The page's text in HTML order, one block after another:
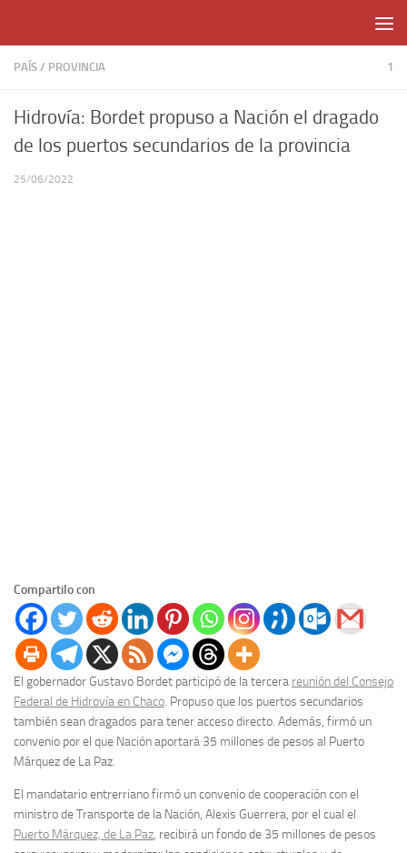
PAÍS / PROVINCIA 1
Hidrovía: Bordet propuso a Nación el dragado
de los puertos secundarios de la provincia
25/06/2022
Compartilo con
El gobernador Gustavo Bordet participó de la tercera reunión del Consejo
Federal de Hidrovía en Chaco. Propuso que los puertos secundarios
también sean dragados para tener acceso directo. Además, firmó un
convenio por el que Nación aportará 35 millones de pesos al Puerto
Márquez de La Paz.
El mandatario entrerriano firmó un convenio de cooperación con el
ministro de Transporte de la Nación, Alexis Guerrera, por el cual el
Puerto Márquez, de La Paz, recibirá un fondo de 35 millones de pesos